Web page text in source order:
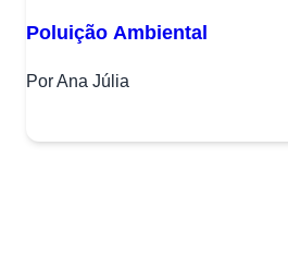
Poluição Ambiental
Por Ana Júlia